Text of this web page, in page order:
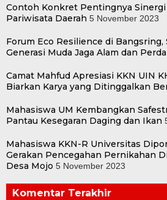
Contoh Konkret Pentingnya Sinergi
Pariwisata Daerah 5 November 2023
Forum Eco Resilience di Bangsring,
Generasi Muda Jaga Alam dan
Camat Mahfud Apresiasi KKN UIN
Biarkan Karya yang Ditinggalkan
Mahasiswa UM Kembangkan
Pantau Kesegaran Daging dan Ikan
Mahasiswa KKN-R Universitas
Gerakan Pencegahan Pernikahan
Desa Mojo 5 November 2023
Komentar Terakhir